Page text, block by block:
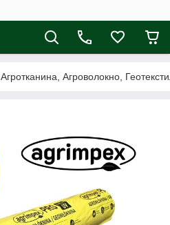
Агротканина, Агроволокно,